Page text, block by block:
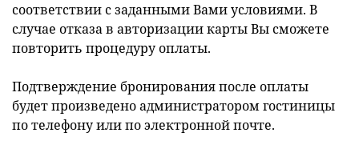
соответствии с заданными Вами условиями. В
случае отказа в авторизации карты Вы сможете
повторить процедуру оплаты.
Подтверждение бронирования после оплаты
будет произведено администратором гостиницы
по телефону или по электронной почте.